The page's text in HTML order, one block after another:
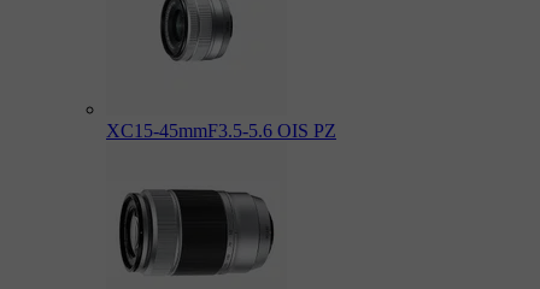
XC15-45mmF3.5-5.6 OIS PZ